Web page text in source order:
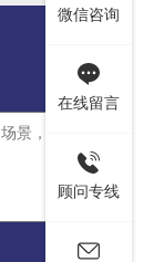
微信咨询
在线留言
顾问专线